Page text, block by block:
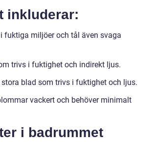
inkluderar:
fuktiga miljöer och tål även svaga
trivs i fuktighet och indirekt ljus.
blad som trivs i fuktighet och ljus.
vackert och behöver minimalt
i badrummet